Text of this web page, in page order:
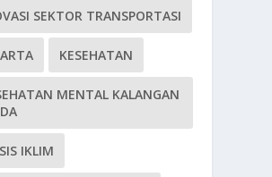
SEKTOR TRANSPORTASI
KESEHATAN
MENTAL KALANGAN
IKLIM